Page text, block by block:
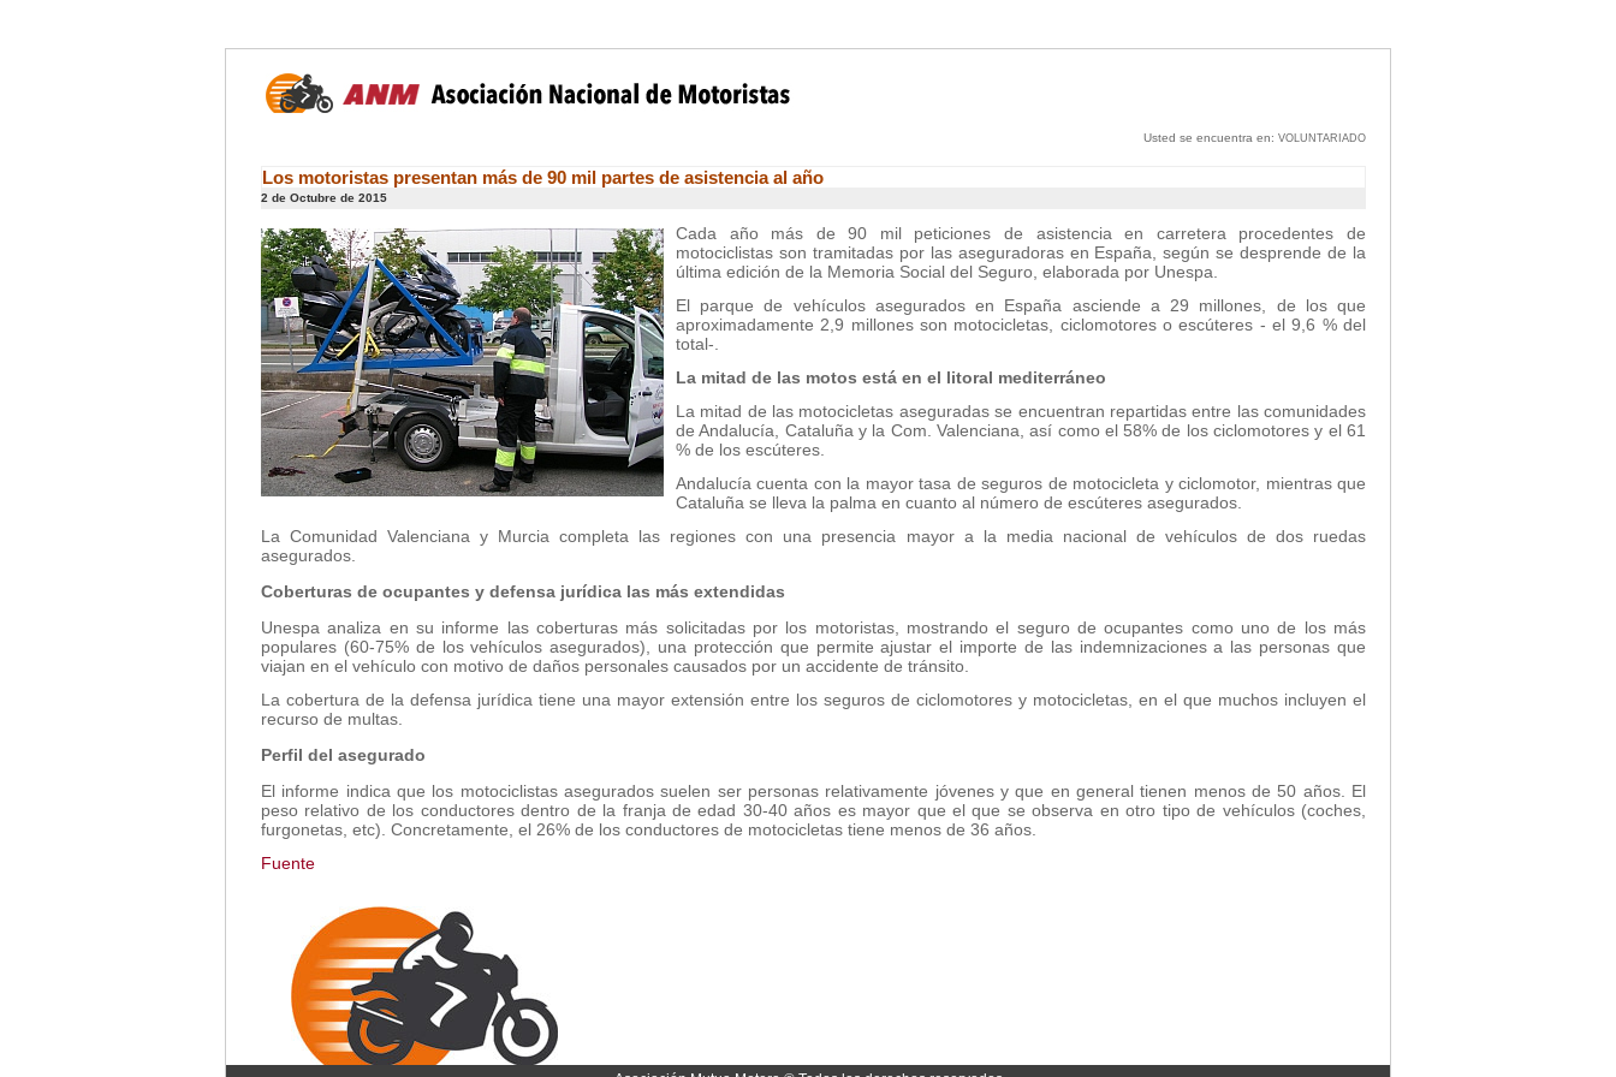
Usted se encuentra en: VOLUNTARIADO
Los motoristas presentan más de 90 mil partes de asistencia al año
2 de Octubre de 2015
Cada año más de 90 mil peticiones de asistencia en carretera procedentes de
motociclistas son tramitadas por las aseguradoras en España, según se desprende de la
última edición de la Memoria Social del Seguro, elaborada por Unespa.
El parque de vehículos asegurados en España asciende a 29 millones, de los que
aproximadamente 2,9 millones son motocicletas, ciclomotores o escúteres - el 9,6 % del
total-.
La mitad de las motos está en el litoral mediterráneo
La mitad de las motocicletas aseguradas se encuentran repartidas entre las comunidades
de Andalucía, Cataluña y la Com. Valenciana, así como el 58% de los ciclomotores y el 61
% de los escúteres.
Andalucía cuenta con la mayor tasa de seguros de motocicleta y ciclomotor, mientras que
Cataluña se lleva la palma en cuanto al número de escúteres asegurados.
La Comunidad Valenciana y Murcia completa las regiones con una presencia mayor a la media nacional de vehículos de dos ruedas
asegurados.
Coberturas de ocupantes y defensa jurídica las más extendidas
Unespa analiza en su informe las coberturas más solicitadas por los motoristas, mostrando el seguro de ocupantes como uno de los más
populares (60-75% de los vehículos asegurados), una protección que permite ajustar el importe de las indemnizaciones a las personas que
viajan en el vehículo con motivo de daños personales causados por un accidente de tránsito.
La cobertura de la defensa jurídica tiene una mayor extensión entre los seguros de ciclomotores y motocicletas, en el que muchos incluyen el
recurso de multas.
Perfil del asegurado
El informe indica que los motociclistas asegurados suelen ser personas relativamente jóvenes y que en general tienen menos de 50 años. El
peso relativo de los conductores dentro de la franja de edad 30-40 años es mayor que el que se observa en otro tipo de vehículos (coches,
furgonetas, etc). Concretamente, el 26% de los conductores de motocicletas tiene menos de 36 años.
Fuente